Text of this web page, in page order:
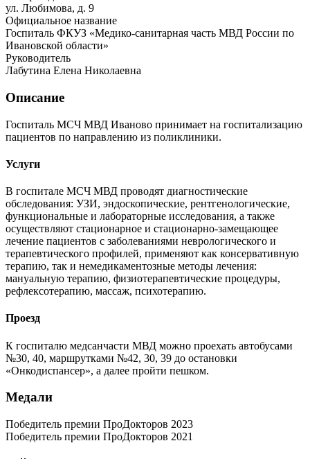
ул. Любимова, д. 9
Официальное название
Госпиталь ФКУЗ «Медико-санитарная часть МВД России по
Ивановской области»
Руководитель
Лабутина Елена Николаевна
Описание
Госпиталь МСЧ МВД Иваново принимает на госпитализацию
пациентов по направлению из поликлиники.
Услуги
В госпитале МСЧ МВД проводят диагностические
обследования: УЗИ, эндоскопические, рентгенологические,
функциональные и лабораторные исследования, а также
осуществляют стационарное и стационарно-замещающее
лечение пациентов с заболеваниями неврологического и
терапевтического профилей, применяют как консервативную
терапию, так и немедикаментозные методы лечения:
мануальную терапию, физиотерапевтические процедуры,
рефлексотерапию, массаж, психотерапию.
Проезд
К госпиталю медсанчасти МВД можно проехать автобусами
№30, 40, маршрутками №42, 30, 39 до остановки
«Онкодиспансер», а далее пройти пешком.
Медали
Победитель премии ПроДокторов 2023
Победитель премии ПроДокторов 2021